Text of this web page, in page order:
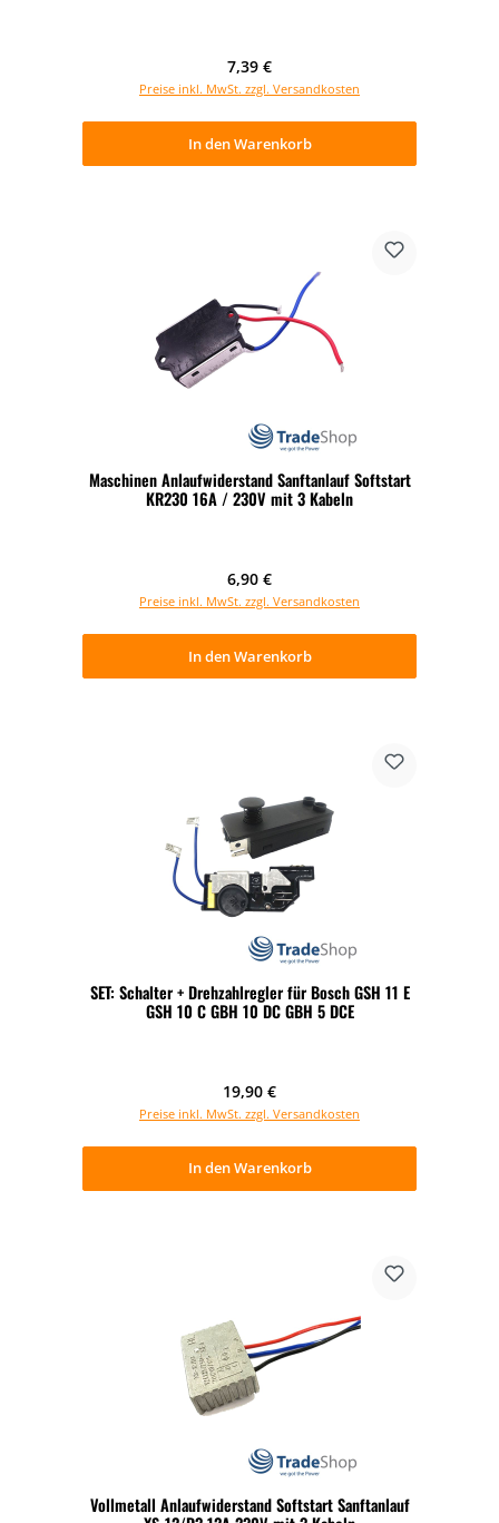
Regulärer Preis:
7,39 €
Preise inkl. MwSt. zzgl. Versandkosten
In den Warenkorb
Maschinen Anlaufwiderstand Sanftanlauf Softstart
KR230 16A / 230V mit 3 Kabeln
Regulärer Preis:
6,90 €
Preise inkl. MwSt. zzgl. Versandkosten
In den Warenkorb
SET: Schalter + Drehzahlregler für Bosch GSH 11 E
GSH 10 C GBH 10 DC GBH 5 DCE
Regulärer Preis:
19,90 €
Preise inkl. MwSt. zzgl. Versandkosten
In den Warenkorb
Vollmetall Anlaufwiderstand Softstart Sanftanlauf